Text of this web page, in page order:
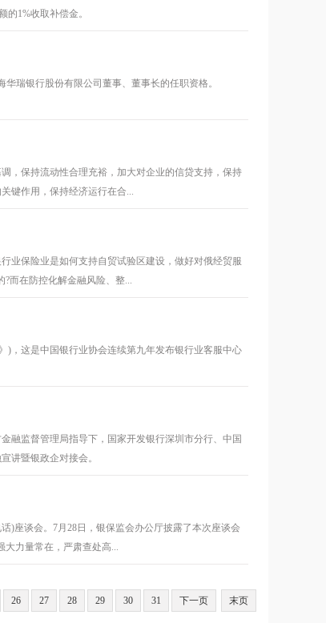
1%收取补偿金。
瑞银行股份有限公司董事、董事长的任职资格。
，保持流动性合理充裕，加大对企业的信贷支持，保持
键作用，保持经济运行在合...
业保险业是如何支持自贸试验区建设，做好对俄经贸服
而在防控化解金融风险、整...
)，这是中国银行业协会连续第九年发布银行业客服中心
融监督管理局指导下，国家开发银行深圳市分行、中国
讲暨银政企对接会。
)座谈会。7月28日，银保监会办公厅披露了本次座谈会
大力量常在，严肃查处高...
26 27 28 29 30 31 下一页 末页